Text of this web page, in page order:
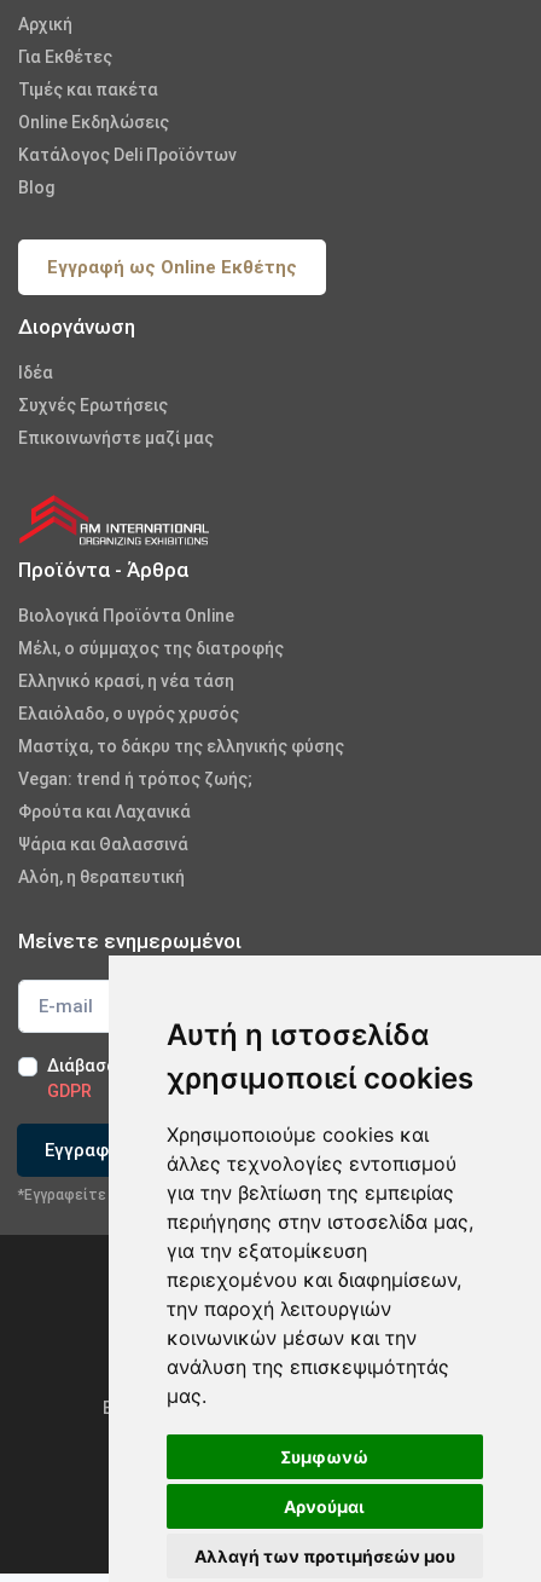
Αυτή η ιστοσελίδα
χρησιμοποιεί cookies
Χρησιμοποιούμε cookies και
άλλες τεχνολογίες εντοπισμού
για την βελτίωση της εμπειρίας
περιήγησης στην ιστοσελίδα μας,
για την εξατομίκευση
περιεχομένου και διαφημίσεων,
την παροχή λειτουργιών
κοινωνικών μέσων και την
ανάλυση της επισκεψιμότητάς
μας.
Συμφωνώ
Αρνούμαι
Αλλαγή των προτιμήσεών μου
Αρχική
Για Εκθέτες
Τιμές και πακέτα
Online Εκδηλώσεις
Κατάλογος Deli Προϊόντων
Blog
Εγγραφή ως Online Εκθέτης
Διοργάνωση
Iδέα
Συχνές Ερωτήσεις
Επικοινωνήστε μαζί μας
Προϊόντα - Άρθρα
Βιολογικά Προϊόντα Online
Μέλι, ο σύμμαχος της διατροφής
Ελληνικό κρασί, η νέα τάση
Ελαιόλαδο, ο υγρός χρυσός
Μαστίχα, το δάκρυ της ελληνικής φύσης
Vegan: trend ή τρόπος ζωής;
Φρούτα και Λαχανικά
Ψάρια και Θαλασσινά
Αλόη, η θεραπευτική
Μείνετε ενημερωμένοι
Διάβασα και αποδέχομαι τους Όρους Χρήσης -
Δήλωση
GDPR
Εγγραφείτε
*Εγγραφείτε στο newsletter μας
Privacy Policy & GDPR
Ενημέρωση προτιμήσεων των cookies
Powered byrmi.gr